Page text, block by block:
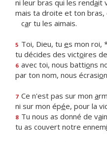
ni leur bras qui les rendait
mais ta droite et ton bras,
car tu les aimais.
5 Toi, Dieu, tu es mon roi,
tu décides des victoires
6 avec toi, nous battions
par ton nom, nous écrasio
7 Ce n'est pas sur mon a
ni sur mon épée, pour la
8 Tu nous as donné de va
tu as couvert notre ennemi